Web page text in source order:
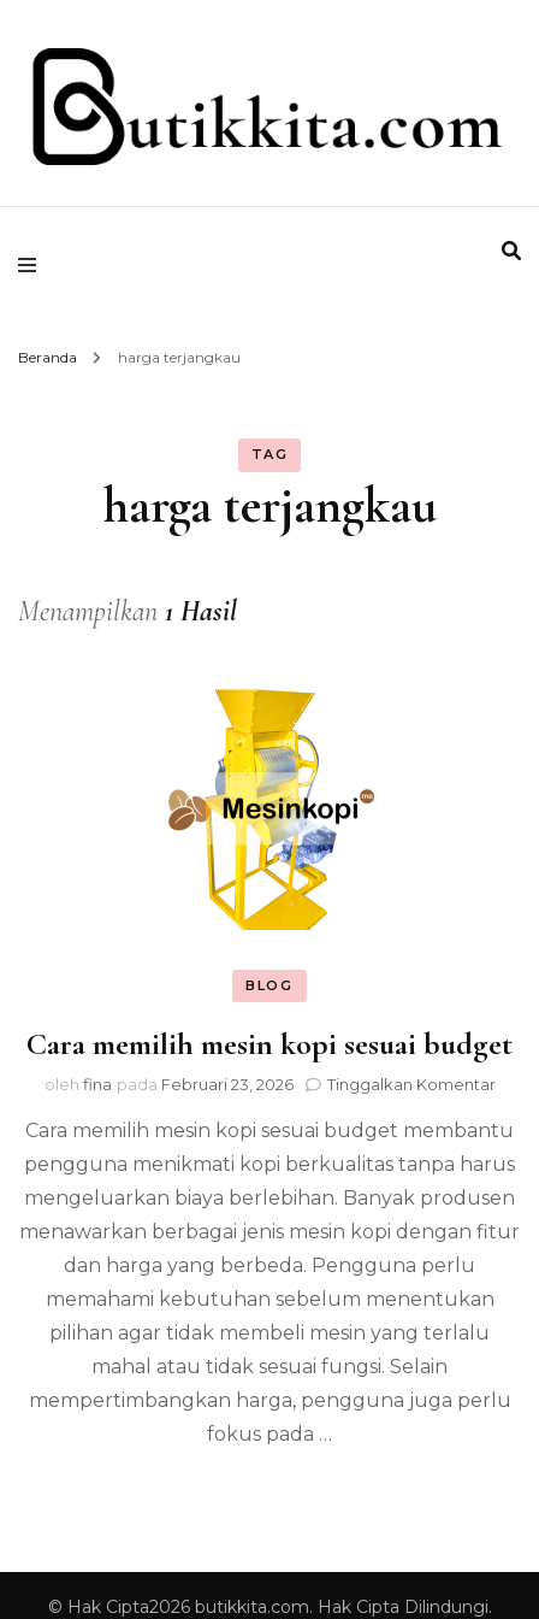
butikkita.com
Beranda harga terjangkau
TAG
harga terjangkau
Menampilkan 1 Hasil
BLOG
Cara memilih mesin kopi sesuai budget
oleh fina pada Februari 23, 2026 Tinggalkan Komentarpada
Cara memilih mesin kopi sesuai budget membantu
pengguna menikmati kopi berkualitas tanpa harus
mengeluarkan biaya berlebihan. Banyak produsen
menawarkan berbagai jenis mesin kopi dengan fitur
dan harga yang berbeda. Pengguna perlu
memahami kebutuhan sebelum menentukan
pilihan agar tidak membeli mesin yang terlalu
mahal atau tidak sesuai fungsi. Selain
mempertimbangkan harga, pengguna juga perlu
fokus pada …
© Hak Cipta2026 butikkita.com. Hak Cipta Dilindungi.